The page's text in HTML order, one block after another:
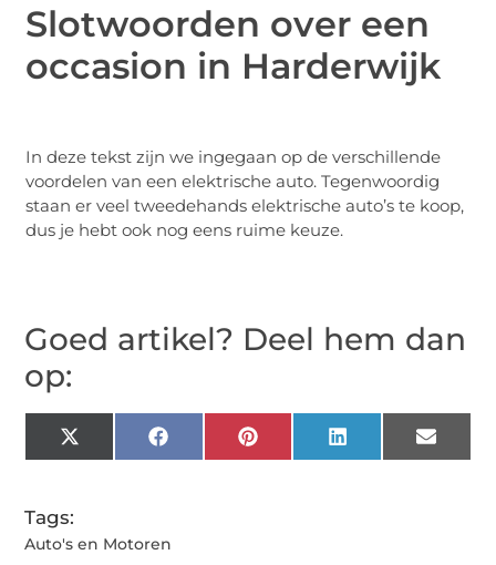
Slotwoorden over een
occasion in Harderwijk
In deze tekst zijn we ingegaan op de verschillende
voordelen van een elektrische auto. Tegenwoordig
staan er veel tweedehands elektrische auto’s te koop,
dus je hebt ook nog eens ruime keuze.
Goed artikel? Deel hem dan
op:
X
(Twitter)
FacebookPinterestLinkedIn Email
Tags:
Auto's en Motoren